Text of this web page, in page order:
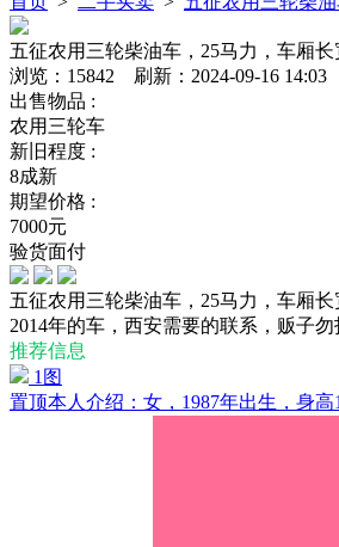
五征农用三轮柴油车，25马力，车厢长
浏览：15842 刷新：2024-09-16 14:03
出售物品 :
农用三轮车
新旧程度 :
8成新
期望价格 :
7000元
验货面付
五征农用三轮柴油车，25马力，车厢长
2014年的车，西安需要的联系，贩子勿
推荐信息
1图
置顶本人介绍：女，1987年出生，身